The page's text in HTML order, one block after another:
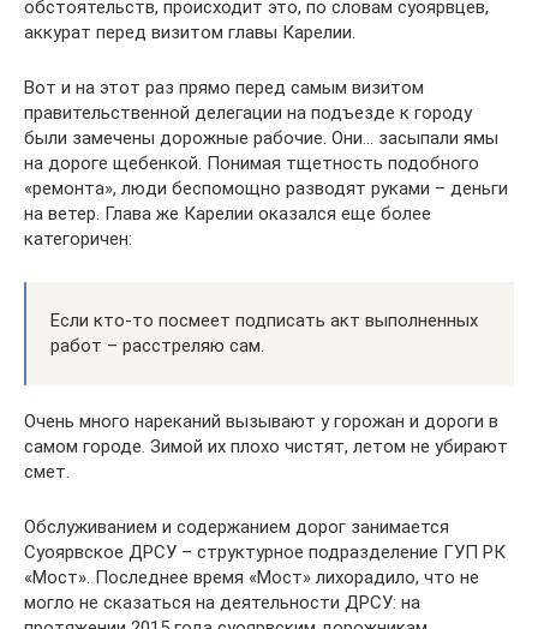
обстоятельств, происходит это, по словам суоярвцев,
аккурат перед визитом главы Карелии.
Вот и на этот раз прямо перед самым визитом
правительственной делегации на подъезде к городу
были замечены дорожные рабочие. Они… засыпали ямы
на дороге щебенкой. Понимая тщетность подобного
«ремонта», люди беспомощно разводят руками – деньги
на ветер. Глава же Карелии оказался еще более
категоричен:
Если кто-то посмеет подписать акт выполненных
работ – расстреляю сам.
Очень много нареканий вызывают у горожан и дороги в
самом городе. Зимой их плохо чистят, летом не убирают
смет.
Обслуживанием и содержанием дорог занимается
Суоярвское ДРСУ – структурное подразделение ГУП РК
«Мост». Последнее время «Мост» лихорадило, что не
могло не сказаться на деятельности ДРСУ: на